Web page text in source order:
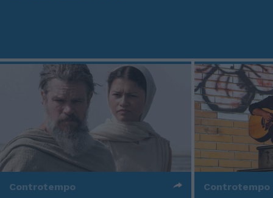
Controtempo Controtempo